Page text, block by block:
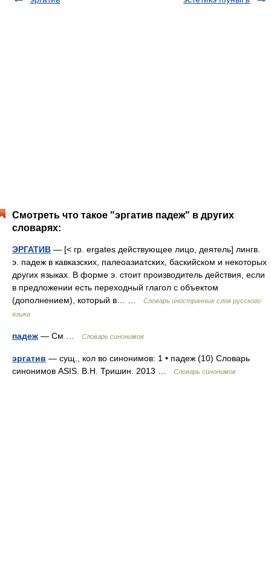
Смотреть что такое "эргатив падеж" в других
словарях:
ЭРГАТИВ — [< гр. ergates действующее лицо, деятель] лингв.
э. падеж в кавказских, палеоазиатских, баскийском и некоторых
других языках. В форме э. стоит производитель действия, если
в предложении есть переходный глагол с объектом
(дополнением), который в… …
Словарь иностранных слов русского
языка
падеж — См … Словарь синонимов
эргатив — сущ., кол во синонимов: 1 • падеж (10) Словарь
синонимов ASIS. В.Н. Тришин. 2013 …
Словарь синонимов